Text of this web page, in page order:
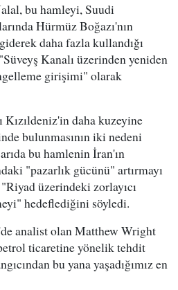
bu hamleyi, Suudi
Hürmüz Boğazı'nın
daha fazla kullandığı
Kanalı üzerinden yeniden
girişimi" olarak
Kızıldeniz'in daha kuzeyine
bulunmasının iki nedeni
bu hamlenin İran'ın
"pazarlık gücünü" artırmayı
üzerindeki zorlayıcı
hedeflediğini söyledi.
analist olan Matthew Wright
ticaretine yönelik tehdit
bu yana yaşadığımız en